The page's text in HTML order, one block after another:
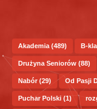
Akademia (489) B-
Drużyna Seniorów (88)
Nabór (29) Od Pasji
Puchar Polski (1)